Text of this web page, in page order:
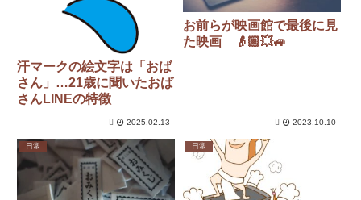
汗マークの絵文字は「おば
さん」…21歳に聞いたおば
さんLINEの特徴
2025.02.13
お前らが映画館で最後に見
た映画 👴🏼💥🚙
2023.10.10
日常 日常